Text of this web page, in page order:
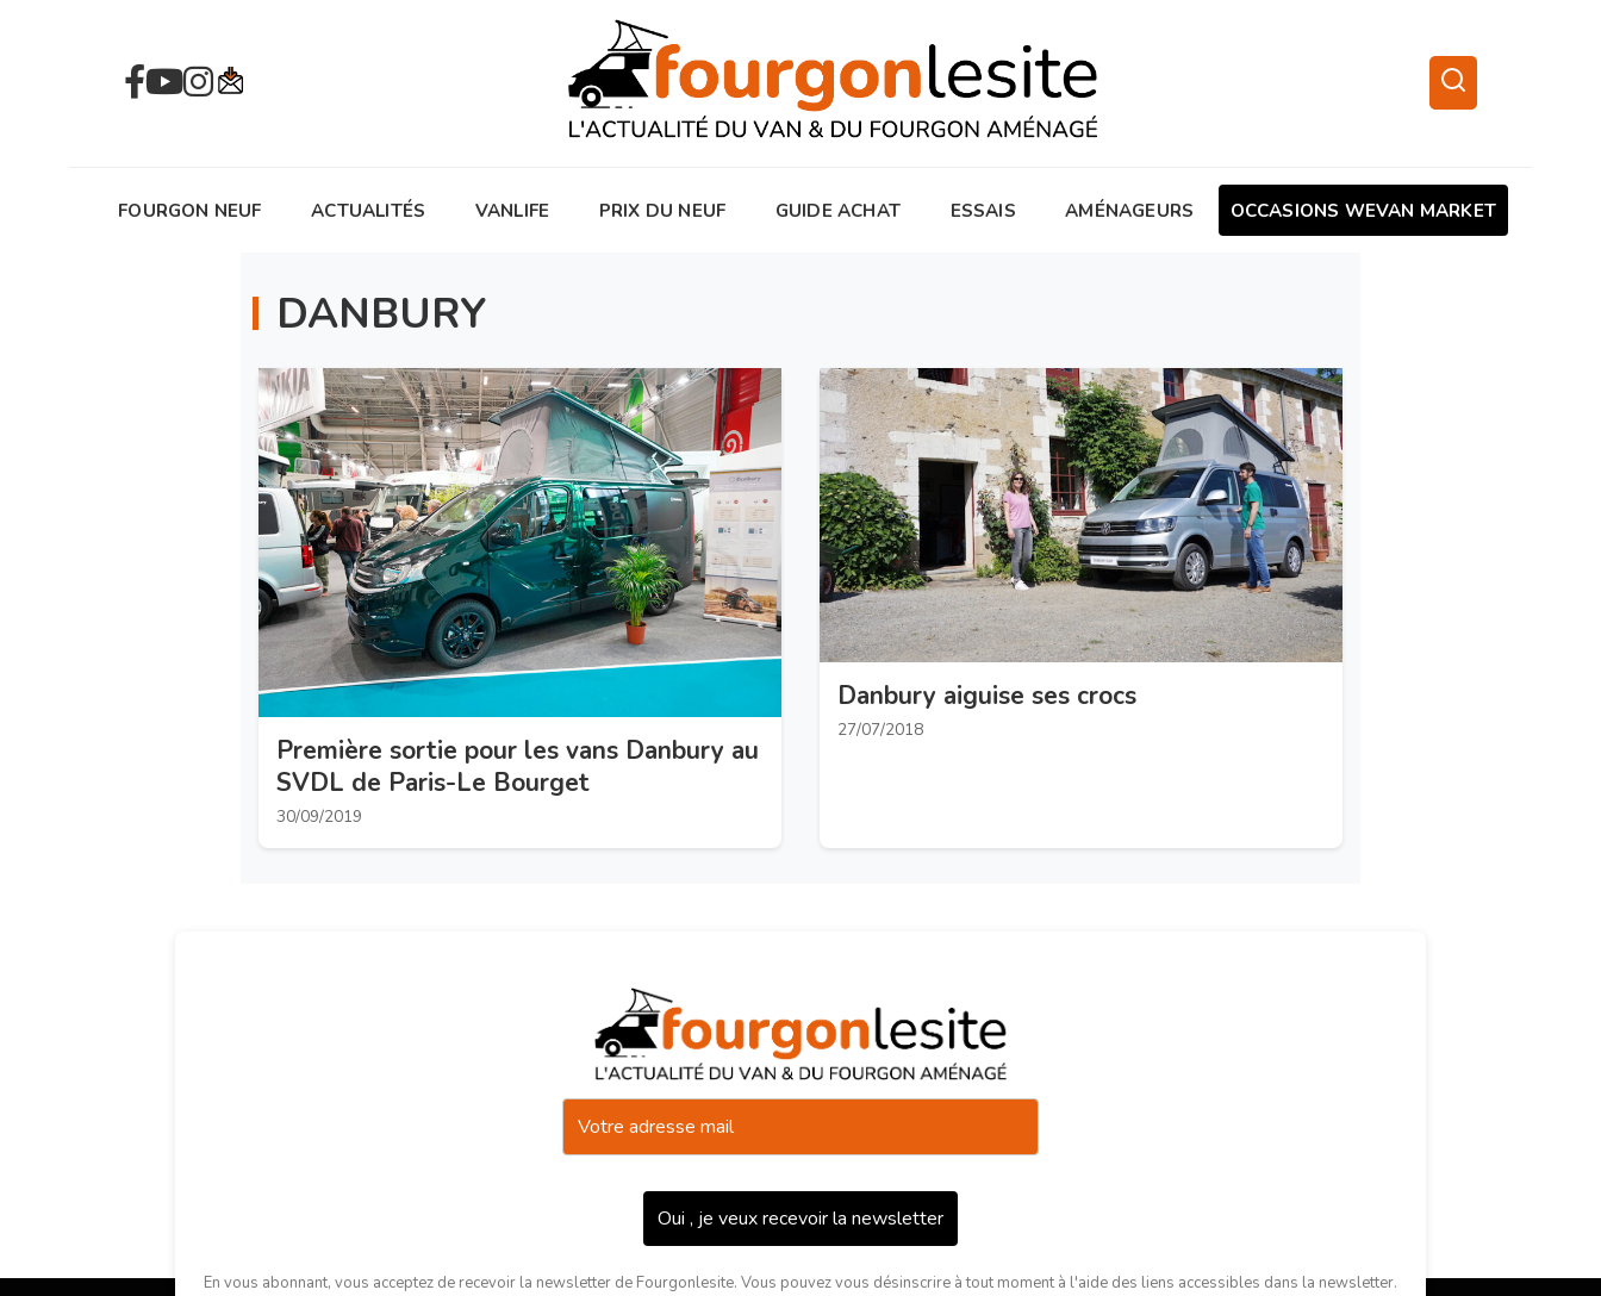
FOURGON NEUF ACTUALITÉS VANLIFE PRIX DU NEUF GUIDE ACHAT ESSAIS AMÉNAGEURS OCCASIONS WEVAN MARKET
DANBURY
Première sortie pour les vans Danbury au
SVDL de Paris-Le Bourget
30/09/2019
Danbury aiguise ses crocs
27/07/2018
Oui , je veux recevoir la newsletter
En vous abonnant, vous acceptez de recevoir la newsletter de Fourgonlesite. Vous pouvez vous désinscrire à tout moment à l'aide des liens accessibles dans la newsletter.